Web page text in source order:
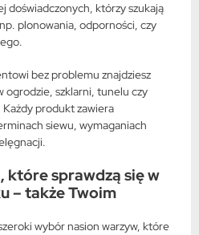
doświadczonych, którzy szukają
plonowania, odporności, czy
bez problemu znajdziesz
ogrodzie, szklarni, tunelu czy
produkt zawiera
siewu, wymaganiach
które sprawdzą się w
– także Twoim
wybór nasion warzyw, które